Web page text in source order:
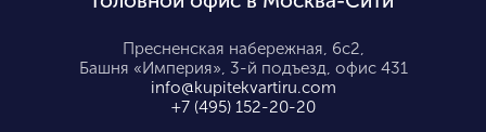
Пресненская набережная, 6с2,
Башня «Империя», 3-й подъезд, офис 431
info@kupitekvartiru.com
+7 (495) 152-20-20